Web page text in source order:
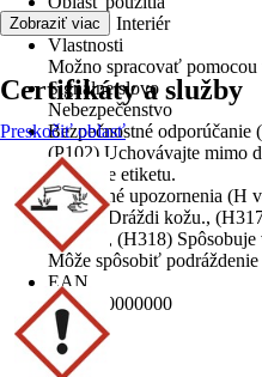
Exteriér, Interiér
Vlastnosti
Možno spracovať
Signálne slovo
Nebezpečenstvo
Bezpečnostné odporúčanie
(P102) Uchovávajte mimo
prečítajte etiketu.
Výstražné upozornenia (H
(H315) Dráždi kožu.,
reakciu., (H318)
Môže spôsobiť
EAN
8581570000000
Zobraziť viac
Certifikáty a služby
Preskočiť oblasť